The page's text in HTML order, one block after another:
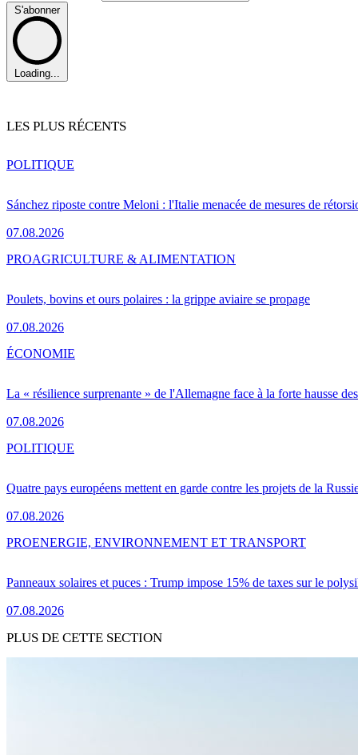
S'abonner
Loading...
LES PLUS RÉCENTS
Sánchez riposte contre Meloni : l'Italie menacée de mesures de
07.08.2026
POLITIQUE
Poulets, bovins et ours polaires : la grippe aviaire se propage
07.08.2026
PROAGRICULTURE & ALIMENTATION
La « résilience surprenante » de l'Allemagne face à la forte hausse
07.08.2026
ÉCONOMIE
Quatre pays européens mettent en garde contre les projets de la
07.08.2026
POLITIQUE
Panneaux solaires et puces : Trump impose 15% de taxes sur le
07.08.2026
PROENERGIE, ENVIRONNEMENT ET TRANSPORT
PLUS DE CETTE SECTION